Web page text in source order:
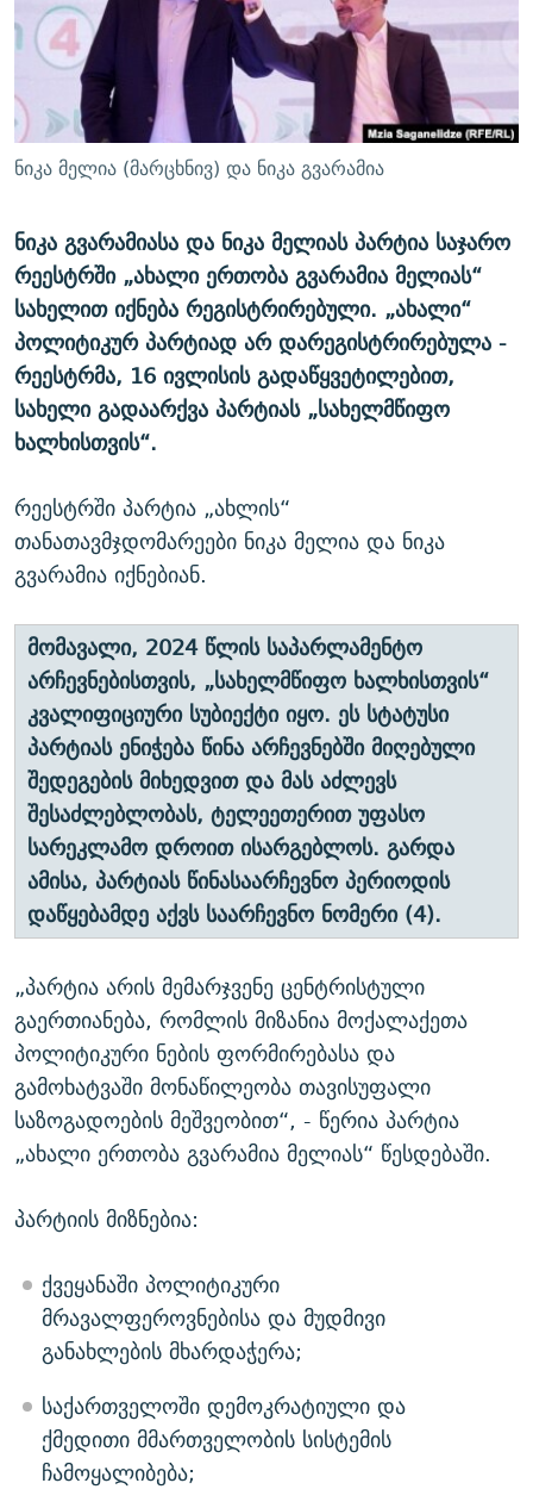
ᲛᲝᲚᲐᲞᲐᲠᲐᲙᲔ ᲢᲔᲥᲡᲢᲔᲑᲘ
ᲨᲘᲜ - ᲣᲪᲮᲝᲔᲗᲨᲘ
ᲚᲘᲢᲔᲠᲐᲢᲣᲠᲣᲚᲘ ᲬᲐᲮᲜᲐᲒᲔᲑᲘ
ᲐᲛᲔᲠᲘᲙᲣᲚᲘ ᲛᲝᲗᲮᲠᲝᲑᲐ
ᲩᲔᲛᲘ ᲡᲘᲙᲕᲓᲘᲚᲘᲡ ᲛᲘᲖᲔᲖᲘᲐ COVID-19
11 ᲬᲔᲚᲘ - 11 ᲐᲛᲑᲐᲕᲘ
ᲡᲐᲞᲐᲠᲚᲐᲛᲔᲜᲢᲝ ᲐᲠᲩᲔᲕᲜᲔᲑᲘᲡ ᲘᲡᲢᲝᲠᲘᲐ
ᲑᲐᲕᲨᲕᲔᲑᲘ ᲞᲠᲝᲡᲢᲘᲢᲣᲪᲘᲐᲨᲘ - ᲐᲛᲝᲣᲗᲥᲛᲔᲚᲘ ᲐᲛᲑᲐᲕᲘ
ᲐᲒᲕᲘᲡᲢᲝᲡ ᲝᲛᲘ
ПРИВЕТ ᲙᲣᲚᲢᲣᲠᲐ
ᲒᲐᲛᲝᲘᲬᲔᲠᲔ
რთე/რთ-ის ყველა საიტი
ნიკა მელია (მარცხნივ) და ნიკა გვარამია
ნიკა გვარამიასა და ნიკა მელიას პარტია საჯარო
რეესტრში „ახალი ერთობა გვარამია მელიას“
სახელით იქნება რეგისტრირებული. „ახალი“
პოლიტიკურ პარტიად არ დარეგისტრირებულა -
რეესტრმა, 16 ივლისის გადაწყვეტილებით,
სახელი გადაარქვა პარტიას „სახელმწიფო
ხალხისთვის“.
რეესტრში პარტია „ახლის“
თანათავმჯდომარეები ნიკა მელია და ნიკა
გვარამია იქნებიან.
მომავალი, 2024 წლის საპარლამენტო
არჩევნებისთვის, „სახელმწიფო ხალხისთვის“
კვალიფიციური სუბიექტი იყო. ეს სტატუსი
პარტიას ენიჭება წინა არჩევნებში მიღებული
შედეგების მიხედვით და მას აძლევს
შესაძლებლობას, ტელეეთერით უფასო
სარეკლამო დროით ისარგებლოს. გარდა
ამისა, პარტიას წინასაარჩევნო პერიოდის
დაწყებამდე აქვს საარჩევნო ნომერი (4).
„პარტია არის მემარჯვენე ცენტრისტული
გაერთიანება, რომლის მიზანია მოქალაქეთა
პოლიტიკური ნების ფორმირებასა და
გამოხატვაში მონაწილეობა თავისუფალი
საზოგადოების მეშვეობით“, - წერია პარტია
„ახალი ერთობა გვარამია მელიას“ წესდებაში.
პარტიის მიზნებია:
ქვეყანაში პოლიტიკური
მრავალფეროვნებისა და მუდმივი
განახლების მხარდაჭერა;
საქართველოში დემოკრატიული და
ქმედითი მმართველობის სისტემის
ჩამოყალიბება;